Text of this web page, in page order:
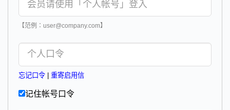
【范例：user@company.com】
忘记口令 重寄启用信
记住帐号口令